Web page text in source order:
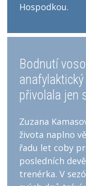
Hospodkou.
Bodnutí
přivolala jen
Zuzana
života naplno
řadu let coby
posledních
trenérka. V